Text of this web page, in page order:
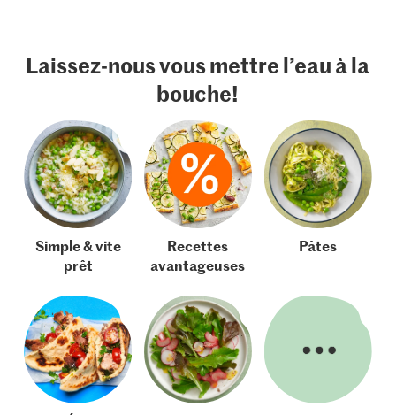
Laissez-nous vous mettre l’eau à la
bouche!
Simple & vite
prêt
Recettes
avantageuses
Pâtes